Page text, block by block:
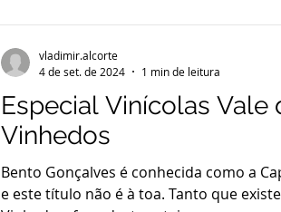
Especial Vinícolas Vale
Vinhedos
Bento Gonçalves é conhecida como a
e este título não é à toa. Tanto que
vladimir.alcorte
4 de set. de 2024
1 min de leitura